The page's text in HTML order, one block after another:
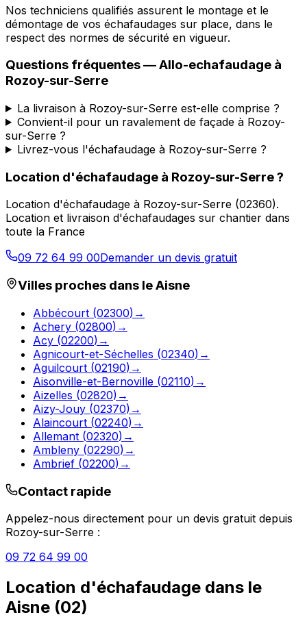
Nos techniciens qualifiés assurent le montage et le
démontage de vos échafaudages sur place, dans le
respect des normes de sécurité en vigueur.
Questions fréquentes —Allo-echafaudage à
Rozoy-sur-Serre
La livraison à Rozoy-sur-Serre est-elle comprise ?
Convient-il pour un ravalement de façade à Rozoy-
sur-Serre ?
Livrez-vous l'échafaudage à Rozoy-sur-Serre ?
Location d'échafaudage à Rozoy-sur-Serre?
Location d'échafaudage à Rozoy-sur-Serre (02360).
Location et livraison d'échafaudages sur chantier dans
toute la France
09 72 64 99 00Demander un devis gratuit
Villes proches dans leAisne
Abbécourt (02300) →
Achery (02800) →
Acy (02200) →
Agnicourt-et-Séchelles (02340) →
Aguilcourt (02190) →
Aisonville-et-Bernoville (02110) →
Aizelles (02820) →
Aizy-Jouy (02370) →
Alaincourt (02240) →
Allemant (02320) →
Ambleny (02290) →
Ambrief (02200) →
Contact rapide
Appelez-nous directement pour un devis gratuit depuis
Rozoy-sur-Serre :
09 72 64 99 00
Location d'échafaudage dans le
Aisne (02)